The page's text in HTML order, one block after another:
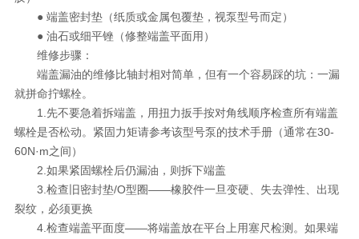
● 端盖密封垫（纸质或金属包覆垫，视泵型号而定）
● 油石或细平锉（修整端盖平面用）
维修步骤：
端盖漏油的维修比轴封相对简单，但有一个容易踩的坑：一漏
就拼命拧螺栓。
1.先不要急着拆端盖，用扭力扳手按对角线顺序检查所有端盖
螺栓是否松动。紧固力矩请参考该型号泵的技术手册（通常在30-
60N·m之间）
2.如果紧固螺栓后仍漏油，则拆下端盖
3.检查旧密封垫/O型圈——橡胶件一旦变硬、失去弹性、出现
裂纹，必须更换
4.检查端盖平面度——将端盖放在平台上用塞尺检测。如果端